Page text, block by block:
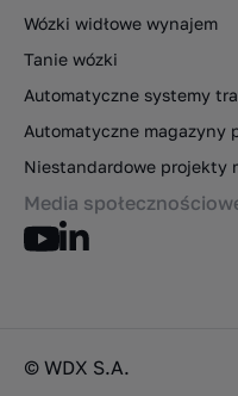
Wózki widłowe wynajem
Tanie wózki
Automatyczne systemy
Automatyczne magazyny
Niestandardowe projekty
Media
© WDX S.A.